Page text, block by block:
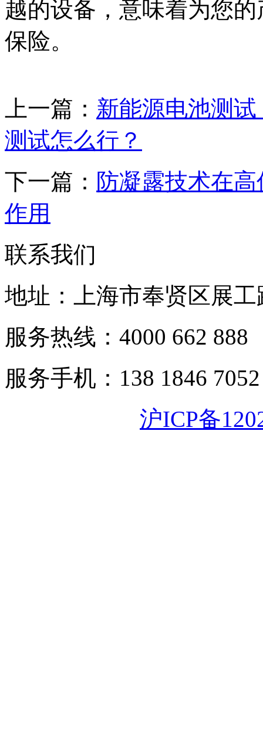
越的设备，意味着为您
保险。
上一篇： 新能源电池测
测试怎么行？
下一篇： 防凝露技术在
作用
联系我们
地址：上海市奉贤区展工
服务热线：4000 662 888
服务手机：138 1846 7052
沪ICP备